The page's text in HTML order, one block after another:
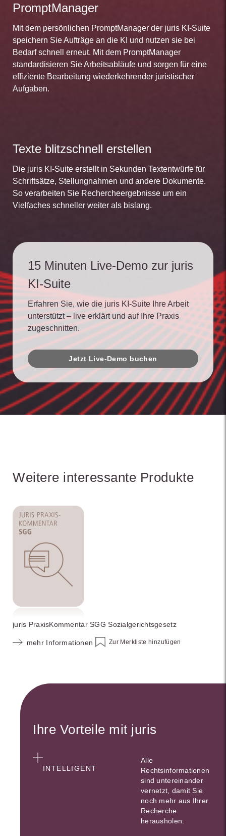
PromptManager
Mit dem persönlichen PromptManager der juris KI-Suite
speichern Sie Aufträge an die KI und nutzen sie bei
Bedarf schnell erneut. Mit dem PromptManager
standardisieren Sie Arbeitsabläufe und sorgen für eine
effiziente Bearbeitung wiederkehrender juristischer
Aufgaben.
Texte blitzschnell erstellen
Die juris KI-Suite erstellt in Sekunden Textentwürfe für
Schriftsätze, Stellungnahmen und andere Dokumente.
So verarbeiten Sie Rechercheergebnisse um ein
Vielfaches schneller weiter als bislang.
15 Minuten Live-Demo zur juris
KI-Suite
Erfahren Sie, wie die juris KI-Suite Ihre Arbeit
unterstützt – live erklärt und auf Ihre Praxis
zugeschnitten.
Jetzt Live-Demo buchen
Weitere interessante Produkte
juris PraxisKommentar SGG Sozialgerichtsgesetz
mehr Informationen Zur Merkliste hinzufügen
Ihre Vorteile mit juris
INTELLIGENT
Alle
Rechtsinformationen
sind untereinander
vernetzt, damit Sie
noch mehr aus Ihrer
Recherche
herausholen.